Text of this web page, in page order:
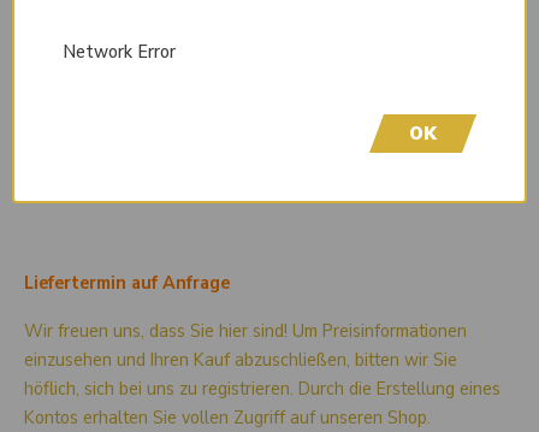
Liefertermin auf Anfrage
Wir freuen uns, dass Sie hier sind! Um Preisinformationen
einzusehen und Ihren Kauf abzuschließen, bitten wir Sie
höflich, sich bei uns zu registrieren. Durch die Erstellung eines
Kontos erhalten Sie vollen Zugriff auf unseren Shop.
Network Error
OK